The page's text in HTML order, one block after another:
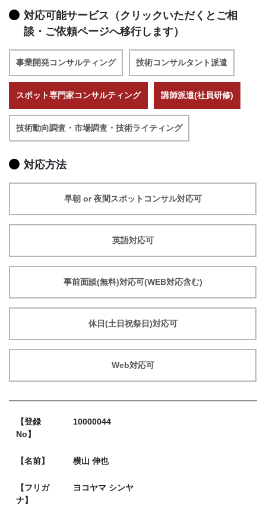
対応可能サービス（クリックいただくとご相
談・ご依頼ページへ移行します）
事業開発コンサルティング 技術コンサルタント派遣
スポット専門家コンサルティング 講師派遣(社員研修)
技術動向調査・市場調査・技術ライティング
対応方法
早朝 or 夜間スポットコンサル対応可
英語対応可
事前面談(無料)対応可(WEB対応含む)
休日(土日祝祭日)対応可
Web対応可
【登録
No】
10000044
【名前】 横山 伸也
【フリガ
ナ】
ヨコヤマ シンヤ